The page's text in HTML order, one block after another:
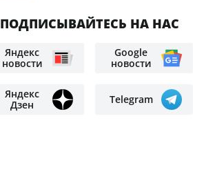
ПОДПИСЫВАЙТЕСЬ НА НАС
Яндекс
новости
Google
новости
Яндекс
Дзен
Telegram